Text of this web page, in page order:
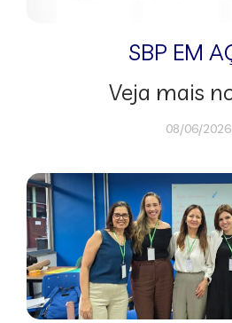
SBP EM
Veja mais
08/06/2026